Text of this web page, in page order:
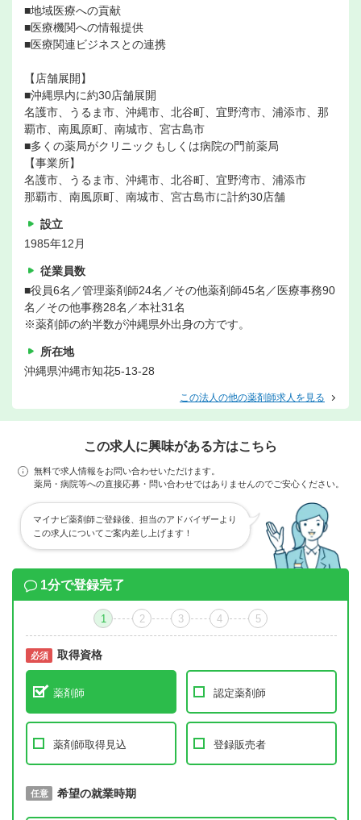
■地域医療への貢献
■医療機関への情報提供
■医療関連ビジネスとの連携
【店舗展開】
■沖縄県内に約30店舗展開
名護市、うるま市、沖縄市、北谷町、宜野湾市、浦添市、那
覇市、南風原町、南城市、宮古島市
■多くの薬局がクリニックもしくは病院の門前薬局
【事業所】
名護市、うるま市、沖縄市、北谷町、宜野湾市、浦添市
那覇市、南風原町、南城市、宮古島市に計約30店舗
設立
1985年12月
従業員数
■役員6名／管理薬剤師24名／その他薬剤師45名／医療事務90
名／その他事務28名／本社31名
※薬剤師の約半数が沖縄県外出身の方です。
所在地
沖縄県沖縄市知花5-13-28
この法人の他の薬剤師求人を見る
この求人に興味がある方はこちら
無料で求人情報をお問い合わせいただけます。
薬局・病院等への直接応募・問い合わせではありませんのでご安心ください。
マイナビ薬剤師ご登録後、担当のアドバイザーより
この求人についてご案内差し上げます！
1分で登録完了
1 2 3 4 5
必須 取得資格
薬剤師 認定薬剤師
薬剤師取得見込 登録販売者
必須 取得予定年
任意 希望の就業時期